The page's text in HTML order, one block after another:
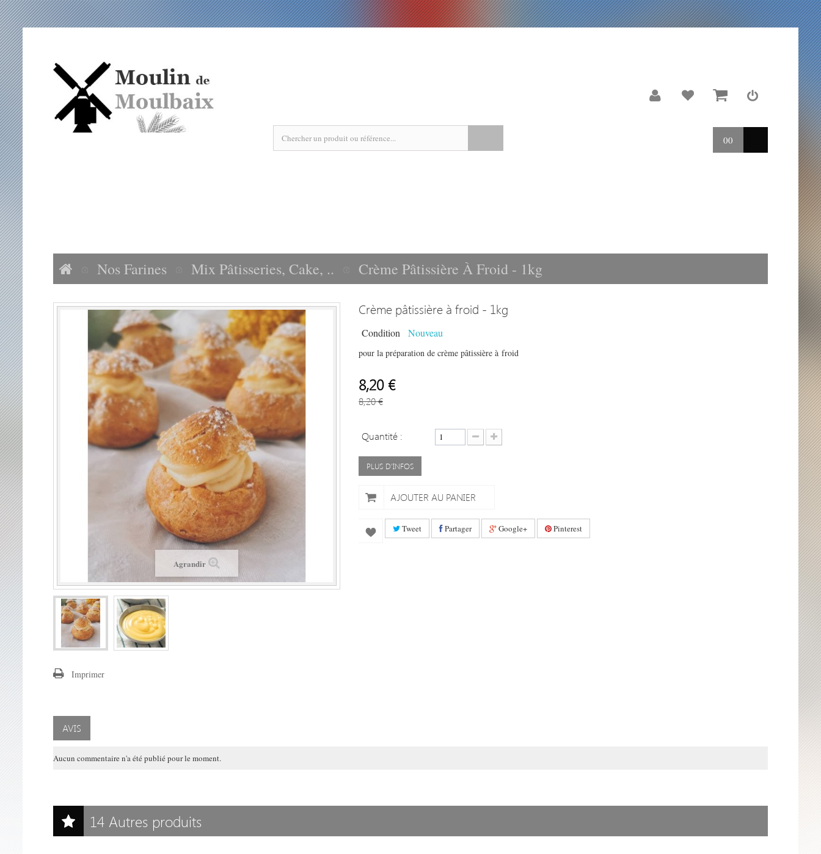
00
Nos Farines Mix Pâtisseries, Cake, .. Crème Pâtissière À Froid - 1kg
Agrandir
Imprimer
Crème pâtissière à froid - 1kg
Condition Nouveau
pour la préparation de crème pâtissière à froid
8,20 €
8,20 €
Quantité :
PLUS D'INFOS
AJOUTER AU PANIER
Tweet Partager Google+ Pinterest
AVIS
Aucun commentaire n'a été publié pour le moment.
14 Autres produits